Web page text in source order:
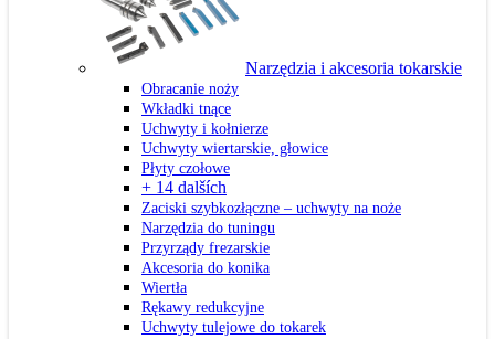
Narzędzia i akcesoria tokarskie
Obracanie noży
Wkładki tnące
Uchwyty i kołnierze
Uchwyty wiertarskie, głowice
Płyty czołowe
+ 14 dalších
Zaciski szybkozłączne – uchwyty na noże
Narzędzia do tuningu
Przyrządy frezarskie
Akcesoria do konika
Wiertła
Rękawy redukcyjne
Uchwyty tulejowe do tokarek